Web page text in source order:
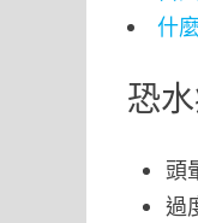
什
恐
頭
過